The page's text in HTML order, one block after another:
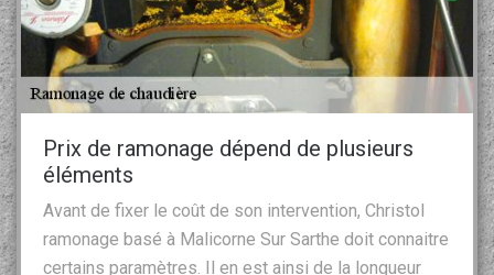
Prix de ramonage dépend de plusieurs
éléments
Avant de fixer le coût de son intervention, Christol
ramonage basé à Malicorne Sur Sarthe doit connaitre
certains paramètres. Il en est ainsi de la longueur